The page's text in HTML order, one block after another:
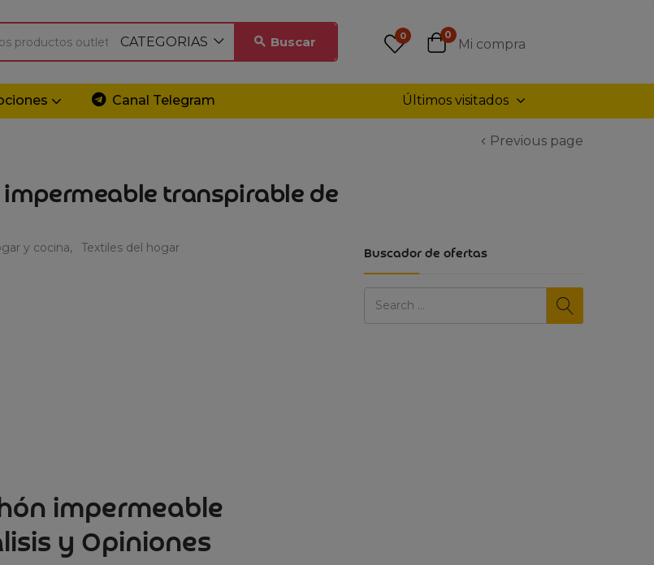
CATEGORIAS Buscar 0 0
Mi compra
Canal Telegram Últimos visitados
Previous page
Buscador de ofertas
transpirable de
y cocina Textiles del hogar
impermeable
y Opiniones